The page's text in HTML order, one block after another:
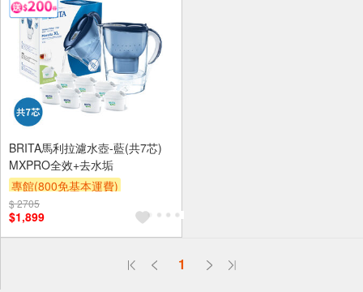
BRITA馬利拉濾水壺-藍(共7芯)
MXPRO全效+去水垢
專館(800免基本運費)
滿額9折
$ 2705
$1,899
1
偏遠地區配送